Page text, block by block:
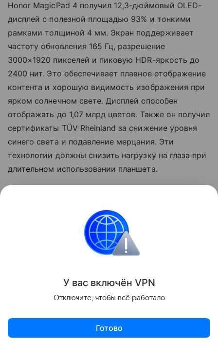
Honor MagicPad 4 получил 12,3-дюймовый OLED-
дисплей с полезной площадью 93% и тонкими
рамками толщиной 4 мм. Экран поддерживает
частоту обновления 165 Гц, разрешение
3000×1920 пикселей и пиковую HDR-яркость до
2400 нит. Это обеспечивает плавное отображение
контента и хорошую видимость изображения при
ярком солнечном свете. Дисплей способен
отображать до 1,07 млрд цветов. Также он получил
сертификаты TÜV Rheinland за снижение уровня
синего света и подавление мерцания. Эти
технологии должны снизить нагрузку на глаза при
длительном использовании планшета.
обзоре Hi-Tech Mail
Планшеты
Поделиться
У вас включён VPN
Отключите, чтобы всё работало
Готово